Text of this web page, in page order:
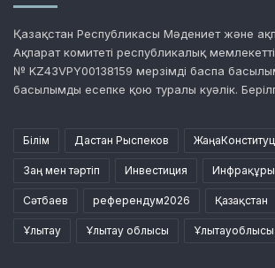
Қазақстан Республикасы Мәдениет және
Ақпарат комитеті республикалық
№ KZ43VPY00138159 мерзімді баспа
басылымды есепке қою туралы куәлік.
Білім Дастан Рыспеков
Заң мен тәртіп Инвестиция
Сәтбаев референдум2026 Қазақстан
Ұлытау Ұлытау облысы Ұлытауоблысы